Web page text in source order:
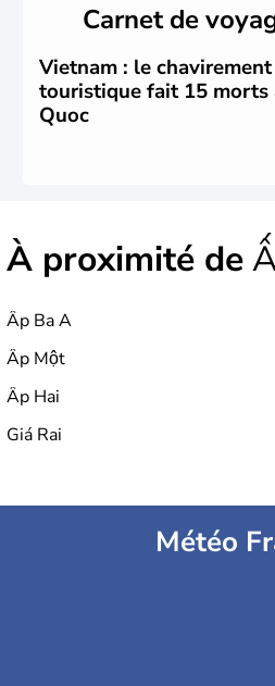
nom récent de l'ancienne Saïgon.
Carnet de
Vietnam : le chavirement
touristique fait 15 morts
Quoc
À proximité de
Ấp Ba A
Ấp Một
Ấp Hai
Giá Rai
Météo